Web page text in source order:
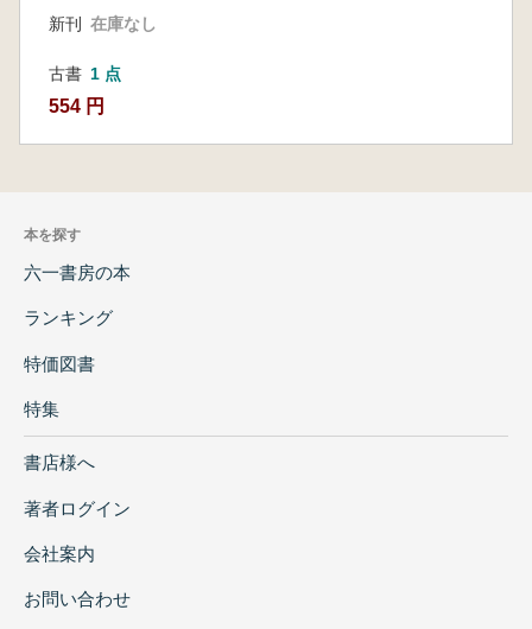
新刊 在庫なし
古書 1 点
554 円
本を探す
六一書房の本
ランキング
特価図書
特集
書店様へ
著者ログイン
会社案内
お問い合わせ